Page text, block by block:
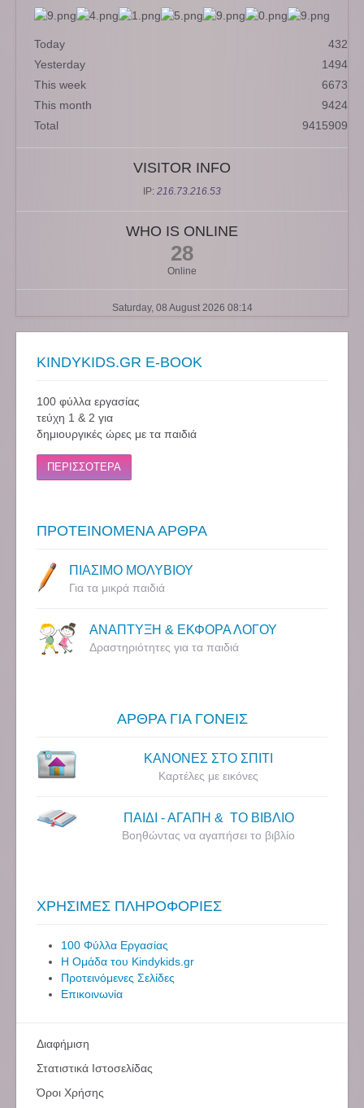
Today
432
Yesterday
1494
This week
6673
This month
9424
Total
9415909
VISITOR INFO
IP: 216.73.216.53
WHO IS ONLINE
28
Online
Saturday, 08 August 2026 08:14
KINDYKIDS.GR E-BOOK
100 φύλλα εργασίας
τεύχη 1 & 2 για
δημιουργικές ώρες με τα παιδιά
ΠΕΡΙΣΣΟΤΕΡΑ
ΠΡΟΤΕΙΝΟΜΕΝΑ ΑΡΘΡΑ
ΠΙΑΣΙΜΟ ΜΟΛΥΒΙΟΥ
Για τα μικρά παιδιά
ΑΝΑΠΤΥΞΗ & ΕΚΦΟΡΑ ΛΟΓΟΥ
Δραστηριότητες για τα παιδιά
ΑΡΘΡΑ ΓΙΑ ΓΟΝΕΙΣ
ΚΑΝΟΝΕΣ ΣΤΟ ΣΠΙΤΙ
Καρτέλες με εικόνες
ΠΑΙΔΙ - ΑΓΑΠΗ & ΤΟ ΒΙΒΛΙΟ
Βοηθώντας να αγαπήσει το βιβλίο
ΧΡΗΣΙΜΕΣ ΠΛΗΡΟΦΟΡΙΕΣ
100 Φύλλα Εργασίας
Η Ομάδα του Kindykids.gr
Προτεινόμενες Σελίδες
Επικοινωνία
Διαφήμιση
Στατιστικά Ιστοσελίδας
Όροι Χρήσης